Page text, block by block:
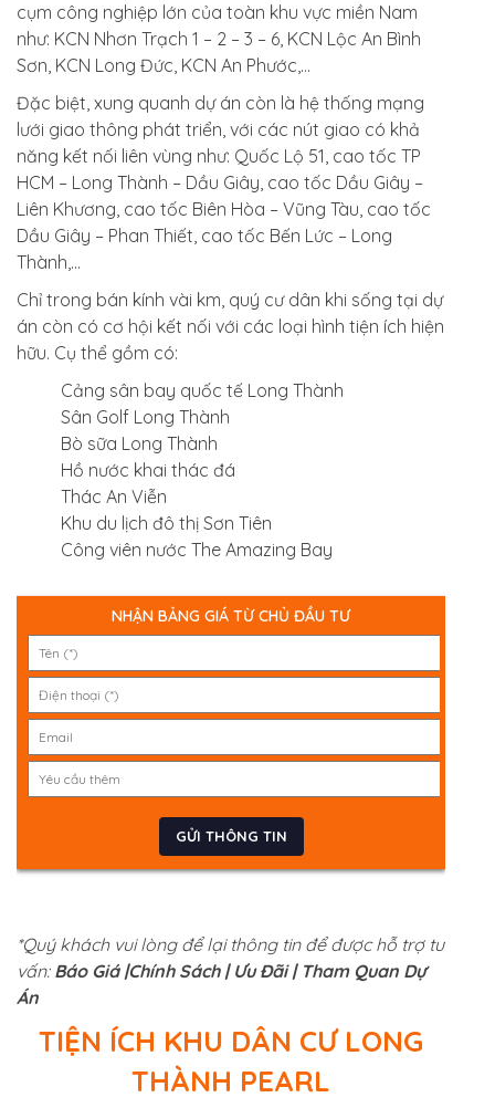
cụm công nghiệp lớn của toàn khu vực miền Nam
như: KCN Nhơn Trạch 1 – 2 – 3 – 6, KCN Lộc An Bình
Sơn, KCN Long Đức, KCN An Phước,…
Đặc biệt, xung quanh dự án còn là hệ thống mạng
lưới giao thông phát triển, với các nút giao có khả
năng kết nối liên vùng như: Quốc Lộ 51, cao tốc TP
HCM – Long Thành – Dầu Giây, cao tốc Dầu Giây –
Liên Khương, cao tốc Biên Hòa – Vũng Tàu, cao tốc
Dầu Giây – Phan Thiết, cao tốc Bến Lức – Long
Thành,…
Chỉ trong bán kính vài km, quý cư dân khi sống tại dự
án còn có cơ hội kết nối với các loại hình tiện ích hiện
hữu. Cụ thể gồm có:
Cảng sân bay quốc tế Long Thành
Sân Golf Long Thành
Bò sữa Long Thành
Hồ nước khai thác đá
Thác An Viễn
Khu du lịch đô thị Sơn Tiên
Công viên nước The Amazing Bay
NHẬN BẢNG GIÁ TỪ CHỦ ĐẦU TƯ
*Quý khách vui lòng để lại thông tin để được hỗ trợ tư
vấn: Báo Giá |Chính Sách | Ưu Đãi | Tham Quan Dự
Án
TIỆN ÍCH KHU DÂN CƯ LONG
THÀNH PEARL